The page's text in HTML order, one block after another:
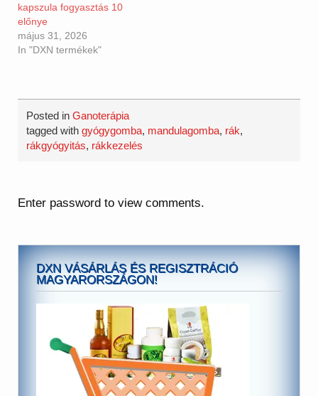
kapszula fogyasztás 10
előnye
május 31, 2026
In "DXN termékek"
Posted inGanoterápia
tagged withgyógygomba, mandulagomba, rák,
rákgyógyitás, rákkezelés
Enter password to view comments.
DXN VÁSÁRLÁS ÉS REGISZTRÁCIÓ
MAGYARORSZÁGON!